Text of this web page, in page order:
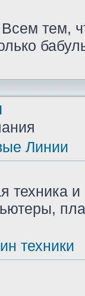
тем,
Линии
техника и
техники